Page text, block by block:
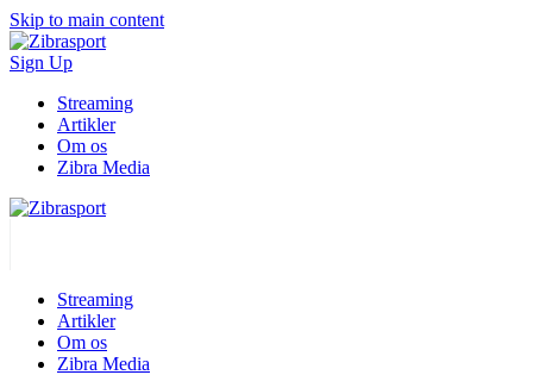
Skip to main content
Sign Up
Streaming
Artikler
Om os
Zibra Media
Streaming
Artikler
Om os
Zibra Media